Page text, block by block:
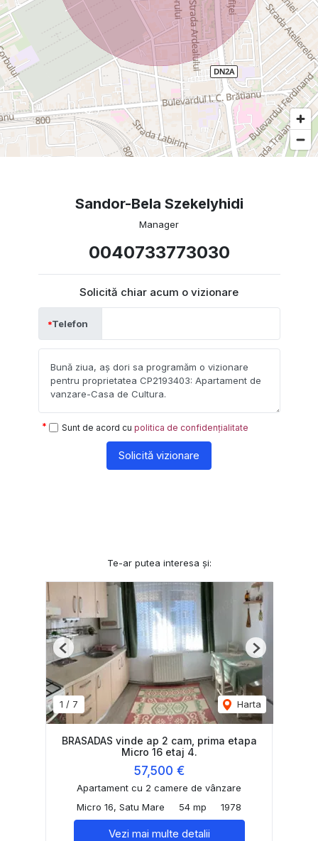
Sandor-Bela Szekelyhidi
Manager
0040733773030
Solicită chiar acum o vizionare
Telefon
Sunt de acord cu politica de confidențialitate
Solicită vizionare
Te-ar putea interesa și:
1 / 7 Harta
Previous Next
BRASADAS vinde ap 2 cam, prima etapa
Micro 16 etaj 4.
57,500 €
Apartament cu 2 camere de vânzare
Micro 16, Satu Mare
54 mp 1978
Vezi mai multe detalii